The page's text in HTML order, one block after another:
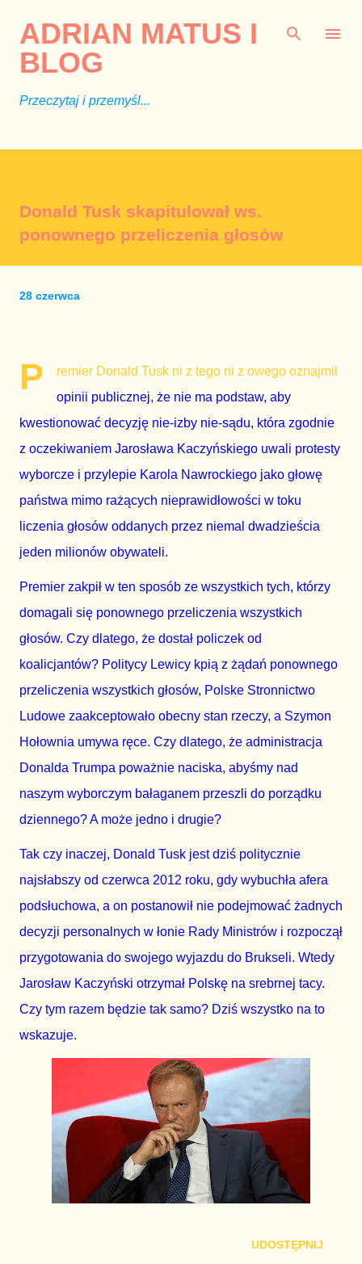
ADRIAN MATUS I
BLOG
Przeczytaj i przemyśl...
Donald Tusk skapitulował ws.
ponownego przeliczenia głosów
28 czerwca
P
remier Donald Tusk ni z tego ni z owego oznajmił
opinii publicznej, że nie ma podstaw, aby
kwestionować decyzję nie-izby nie-sądu, która zgodnie
z oczekiwaniem Jarosława Kaczyńskiego uwali protesty
wyborcze i przylepie Karola Nawrockiego jako głowę
państwa mimo rażących nieprawidłowości w toku
liczenia głosów oddanych przez niemal dwadzieścia
jeden milionów obywateli.
Premier zakpił w ten sposób ze wszystkich tych, którzy
domagali się ponownego przeliczenia wszystkich
głosów. Czy dlatego, że dostał policzek od
koalicjantów? Politycy Lewicy kpią z żądań ponownego
przeliczenia wszystkich głosów, Polske Stronnictwo
Ludowe zaakceptowało obecny stan rzeczy, a Szymon
Hołownia umywa ręce. Czy dlatego, że administracja
Donalda Trumpa poważnie naciska, abyśmy nad
naszym wyborczym bałaganem przeszli do porządku
dziennego? A może jedno i drugie?
Tak czy inaczej, Donald Tusk jest dziś politycznie
najsłabszy od czerwca 2012 roku, gdy wybuchła afera
podsłuchowa, a on postanowił nie podejmować żadnych
decyzji personalnych w łonie Rady Ministrów i rozpoczął
przygotowania do swojego wyjazdu do Brukseli. Wtedy
Jarosław Kaczyński otrzymał Polskę na srebrnej tacy.
Czy tym razem będzie tak samo? Dziś wszystko na to
wskazuje.
UDOSTĘPNIJ